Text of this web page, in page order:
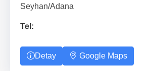
Seyhan/Adana
Tel:
Detay Google Maps